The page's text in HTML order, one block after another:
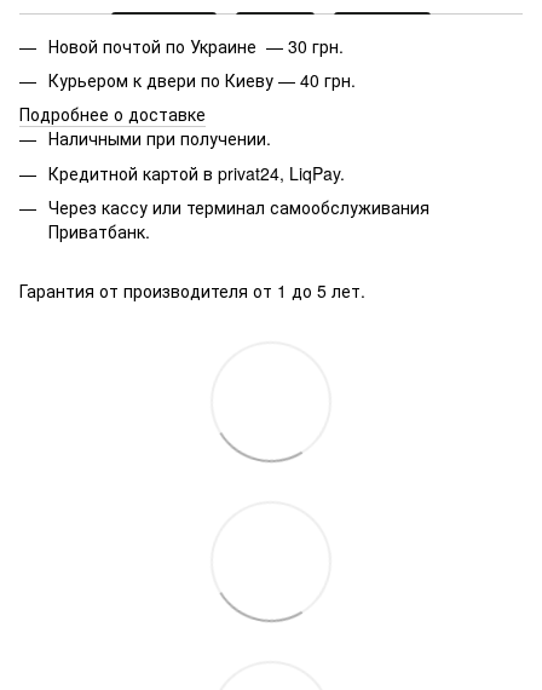
Новой почтой по Украине — 30 грн.
Курьером к двери по Киеву — 40 грн.
Подробнее о доставке
Наличными при получении.
Кредитной картой в privat24, LiqPay.
Через кассу или терминал самообслуживания
Приватбанк.
Гарантия от производителя от 1 до 5 лет.